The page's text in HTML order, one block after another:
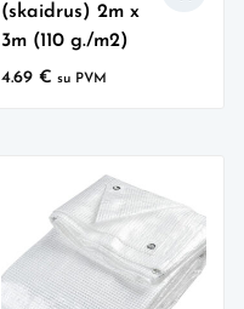
(skaidrus) 2m x
3m (110 g./m2)
4.69 € su PVM